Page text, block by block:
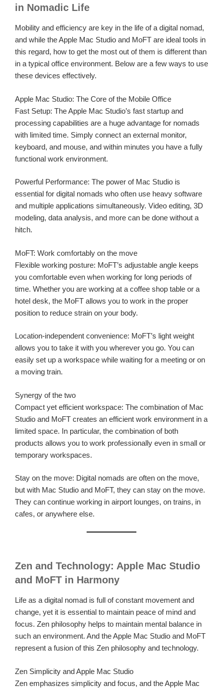
in Nomadic Life
Mobility and efficiency are key in the life of a digital nomad,
and while the Apple Mac Studio and MoFT are ideal tools in
this regard, how to get the most out of them is different than
in a typical office environment. Below are a few ways to use
these devices effectively.
Apple Mac Studio: The Core of the Mobile Office
Fast Setup: The Apple Mac Studio’s fast startup and
processing capabilities are a huge advantage for nomads
with limited time. Simply connect an external monitor,
keyboard, and mouse, and within minutes you have a fully
functional work environment.
Powerful Performance: The power of Mac Studio is
essential for digital nomads who often use heavy software
and multiple applications simultaneously. Video editing, 3D
modeling, data analysis, and more can be done without a
hitch.
MoFT: Work comfortably on the move
Flexible working posture: MoFT’s adjustable angle keeps
you comfortable even when working for long periods of
time. Whether you are working at a coffee shop table or a
hotel desk, the MoFT allows you to work in the proper
position to reduce strain on your body.
Location-independent convenience: MoFT’s light weight
allows you to take it with you wherever you go. You can
easily set up a workspace while waiting for a meeting or on
a moving train.
Synergy of the two
Compact yet efficient workspace: The combination of Mac
Studio and MoFT creates an efficient work environment in a
limited space. In particular, the combination of both
products allows you to work professionally even in small or
temporary workspaces.
Stay on the move: Digital nomads are often on the move,
but with Mac Studio and MoFT, they can stay on the move.
They can continue working in airport lounges, on trains, in
cafes, or anywhere else.
Zen and Technology: Apple Mac Studio
and MoFT in Harmony
Life as a digital nomad is full of constant movement and
change, yet it is essential to maintain peace of mind and
focus. Zen philosophy helps to maintain mental balance in
such an environment. And the Apple Mac Studio and MoFT
represent a fusion of this Zen philosophy and technology.
Zen Simplicity and Apple Mac Studio
Zen emphasizes simplicity and focus, and the Apple Mac